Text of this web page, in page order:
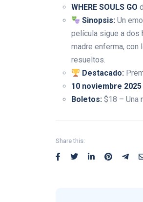
WHERE SOULS GO
Sinopsis: Un
película sigue a dos
madre enferma,
resueltos.
Destacado:
10 noviembre 2025
Boletos: $18 – Una
Share this: